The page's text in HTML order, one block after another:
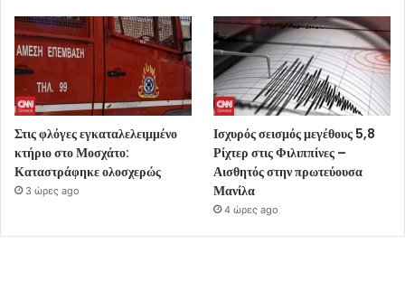
Στις φλόγες εγκαταλελειμμένο
κτήριο στο Μοσχάτο:
Καταστράφηκε ολοσχερώς
3 ώρες ago
Ισχυρός σεισμός μεγέθους 5,8
Ρίχτερ στις Φιλιππίνες –
Αισθητός στην πρωτεύουσα
Μανίλα
4 ώρες ago